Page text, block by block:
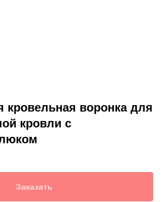
кровельная воронка для
кровли с
Заказать